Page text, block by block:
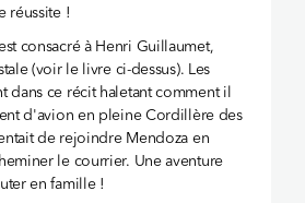
réussite !
consacré à Henri Guillaumet,
(voir le livre ci-dessus). Les
dans ce récit haletant comment il
d'avion en pleine Cordillère des
de rejoindre Mendoza en
le courrier. Une aventure
en famille !